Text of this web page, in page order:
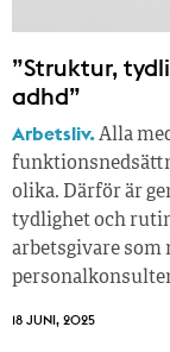
”Struktur,
adhd”
Arbetsliv.Alla
olika. Därför är
tydlighet och
arbetsgivare som
18 JUNI, 2025